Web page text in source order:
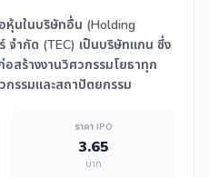
หุ้นในบริษัทอื่น (Holding
จำกัด (TEC) เป็นบริษัทแกน ซึ่ง
อสร้างงานวิศวกรรมโยธาทุก
กรรมและสถาปัตยกรรม
ราคา IPO
3.65
บาท